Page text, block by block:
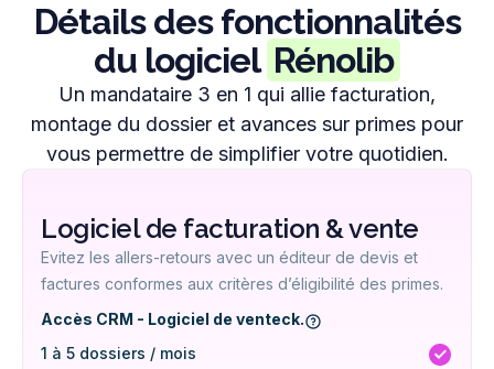
Détails des fonctionnalités
du logiciel Rénolib
Un mandataire 3 en 1 qui allie facturation,
montage du dossier et avances sur primes pour
vous permettre de simplifier votre quotidien.
Logiciel de facturation & vente
Evitez les allers-retours avec un éditeur de devis et
factures conformes aux critères d’éligibilité des primes.
Accès CRM - Logiciel de venteck.
1 à 5 dossiers / mois